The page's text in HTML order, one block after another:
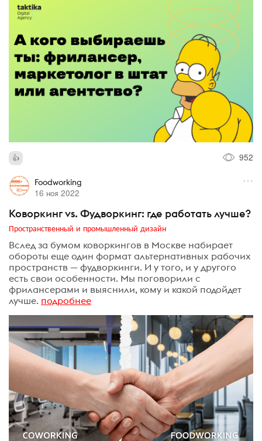
952
Foodworking
16 ноя 2022
Коворкинг vs. Фудворкинг: где работать лучше?
Пространственный и промышленный дизайн
Вслед за бумом коворкингов в Москве набирает
обороты еще один формат альтернативных рабочих
пространств — фудворкинги. И у того, и у другого
есть свои особенности. Мы поговорили с
фрилансерами и выяснили, кому и какой подойдет
лучше. подробнее